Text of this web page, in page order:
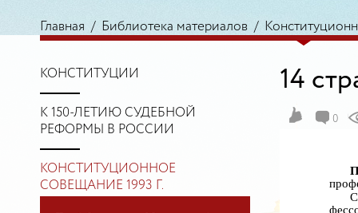
Главная / Библиотека материалов /
КОНСТИТУЦИИ
К 150-ЛЕТИЮ СУДЕБНОЙ
РЕФОРМЫ В РОССИИ
КОНСТИТУЦИОННОЕ
СОВЕЩАНИЕ 1993 Г.
14
0